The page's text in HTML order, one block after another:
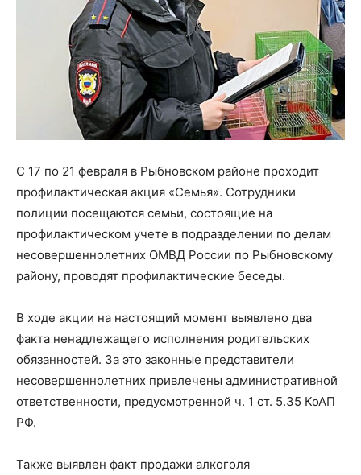
С 17 по 21 февраля в Рыбновском районе проходит
профилактическая акция «Семья». Сотрудники
полиции посещаются семьи, состоящие на
профилактическом учете в подразделении по делам
несовершеннолетних ОМВД России по Рыбновскому
району, проводят профилактические беседы.
В ходе акции на настоящий момент выявлено два
факта ненадлежащего исполнения родительских
обязанностей. За это законные представители
несовершеннолетних привлечены административной
ответственности, предусмотренной ч. 1 ст. 5.35 КоАП
РФ.
Также выявлен факт продажи алкоголя